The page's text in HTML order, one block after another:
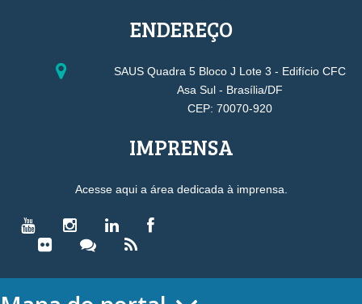
ENDEREÇO
SAUS Quadra 5 Bloco J Lote 3 - Edifício CFC
Asa Sul - Brasília/DF
CEP: 70070-920
IMPRENSA
Acesse aqui a área dedicada à imprensa.